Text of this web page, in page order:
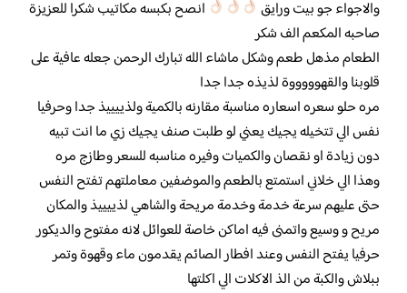
والاجواء جو بيت ورايق
انصح بكبسه مكاتيب شكرا للعزيزة
صاحبه المكعم الف شكر
الطعام مذهل طعم وشكل ماشاء الله تبارك الرحمن جعله عافية على
قلوبنا والقهوووووة لذيذه جدا جدا
مره حلو سعره اسعاره مناسبة مقارنه بالكمية ولذييييذ جدا وحرفيا
نفس الي تتخيله يجيك يعني لو طلبت صنف يجيك زي ما انت تبيه
دون زيادة او نقصان والكميات وفيره مناسبه للسعر وطازج مره
وهذا الي خلاني استمتع بالطعم والموضفين معاملتهم تفتح النفس
حتى عليهم سرعة خدمة وخدمة مريحة والشاهي لذييييذ والمكان
مريح و وسيع واتمنى فيه اماكن خاصة للعوائل لانه مفتوح والديكور
حرفيا يفتح النفس وعند افطار الصائم يقدمون ماء وقهوة وتمر
ببلاش والكبة من الذ الاكلات الي اكلتها